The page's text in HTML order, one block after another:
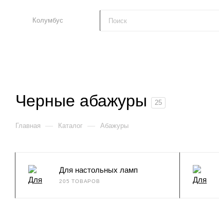
Колумбус
Черные абажуры 25
Главная — Каталог — Абажуры
Для настольных ламп
205 ТОВАРОВ